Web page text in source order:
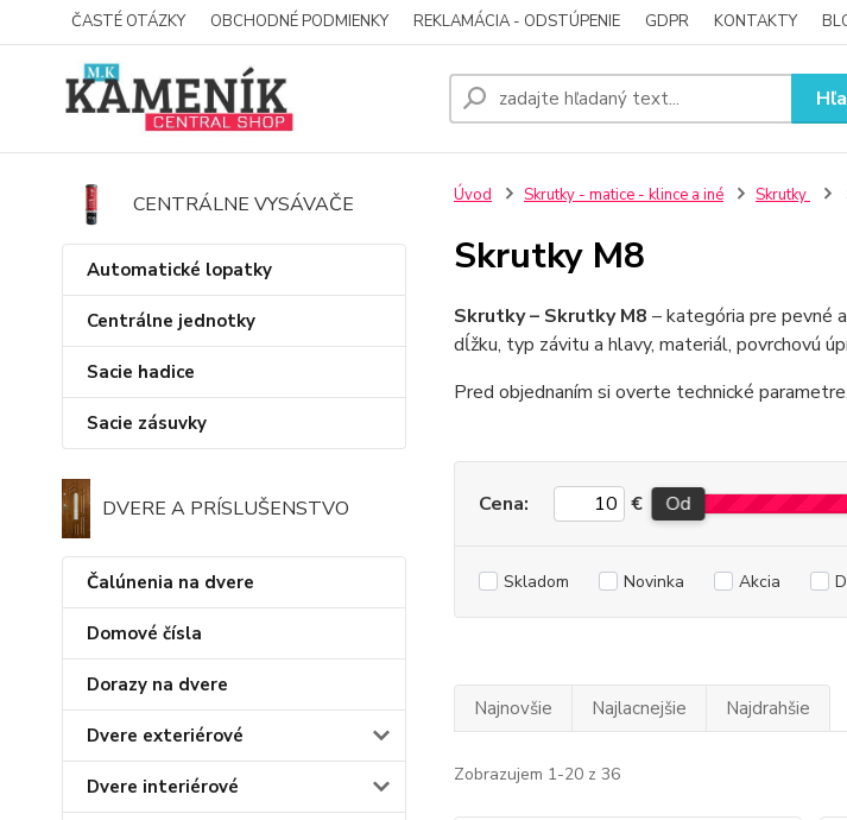
ČASTÉ OTÁZKY OBCHODNÉ PODMIENKY REKLAMÁCIA - ODSTÚPENIE GDPR KONTAKTY
CENTRÁLNE VYSÁVAČE
Automatické lopatky
Centrálne jednotky
Sacie hadice
Sacie zásuvky
DVERE A PRÍSLUŠENSTVO
Čalúnenia na dvere
Domové čísla
Dorazy na dvere
Dvere exteriérové
Dvere interiérové
Úvod Skrutky - matice - klince a iné Skrutky
Skrutky M8
Skrutky – Skrutky M8 – kategória pre pevné
dĺžku, typ závitu a hlavy, materiál, povrchovú
Pred objednaním si overte technické
Cena: € Od
Skladom Novinka Akcia
Najnovšie Najlacnejšie Najdrahšie
Zobrazujem 1-20 z 36